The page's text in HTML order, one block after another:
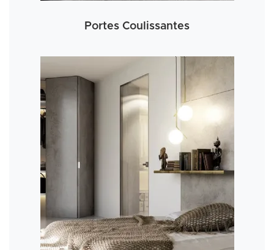
Portes Coulissantes